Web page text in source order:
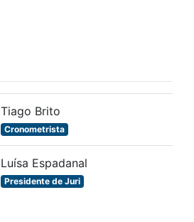
Tiago Brito
Cronometrista
Luísa Espadanal
Presidente de Juri